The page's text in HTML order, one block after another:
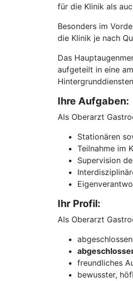
für die Klinik als
Besonders im
die Klinik je nach
Das
aufgeteilt in eine
Ihre Aufgaben:
Als Oberarzt
Stationären
Teilnahme im
Supervision
Ihr Profil:
Als Oberarzt
freundliches
bewusster,